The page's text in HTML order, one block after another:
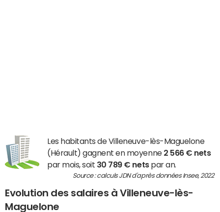
Les habitants de Villeneuve-lès-Maguelone
(Hérault) gagnent en moyenne 2 566 € nets
par mois, soit 30 789 € netspar an.
Source : calculs JDN d'après données Insee, 2022
Evolution des salaires à Villeneuve-lès-
Maguelone